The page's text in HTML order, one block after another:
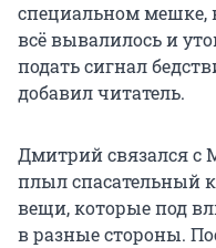
специальном мешке,
всё вывалилось и
подать сигнал
добавил читатель.
Дмитрий связался с
плыл спасательный
вещи, которые под
в разные стороны.